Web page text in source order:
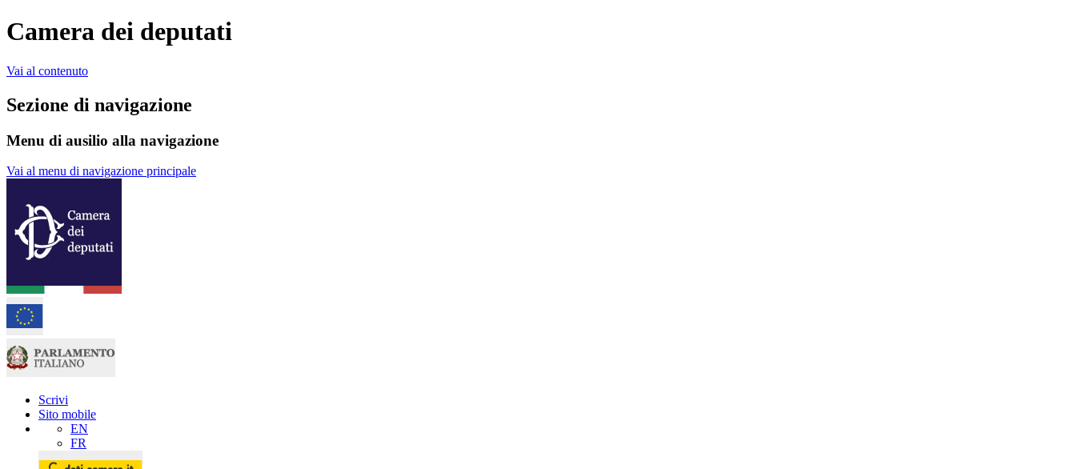
Camera dei deputati
Vai al contenuto
Sezione di navigazione
Menu di ausilio alla navigazione
Vai al menu di navigazione principale
Scrivi
Sito mobile
EN
FR